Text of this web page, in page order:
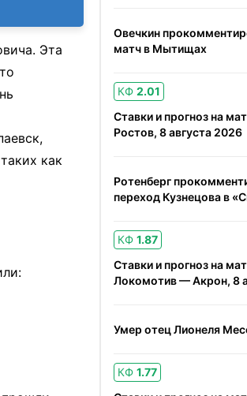
Эта
как
Овечкин
матч в Мытищах
КФ 2.01
Ставки и прогноз на
Ростов, 8 августа 2026
Ротенберг
переход Кузнецова в
КФ 1.87
Ставки и прогноз на
Локомотив — Акрон, 8
Умер отец Лионеля
КФ 1.77